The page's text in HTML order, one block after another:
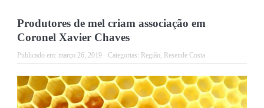
Produtores de mel criam associação em
Coronel Xavier Chaves
Publicado em: março 26, 2019 Categorias: Região, Resende Costa